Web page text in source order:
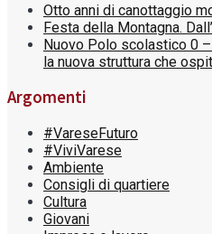
Otto anni di canottaggio
Festa della Montagna.
Nuovo Polo scolastico 0
la nuova struttura che
Argomenti
#VareseFuturo
#ViviVarese
Ambiente
Consigli di quartiere
Cultura
Giovani